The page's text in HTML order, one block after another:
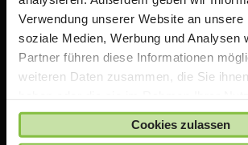
Verwendung unserer Website an unsere
soziale Medien, Werbung und Analysen
Partner führen diese Informationen
weiteren Daten zusammen, die Sie
gesammelt haben.
Cookies zulassen
Die auf TeacherStore.de gezeigten
bereits spezielle Rabatte für Lehrer und
Für den Einkauf im TeacherStore.de
aktuellen Nachweis über Ihre
anerkannten Bildungseinrichtung.
Zahlung bei uns eingegangen ist und uns
über Ihre Lehrtätigkeit vorliegt.